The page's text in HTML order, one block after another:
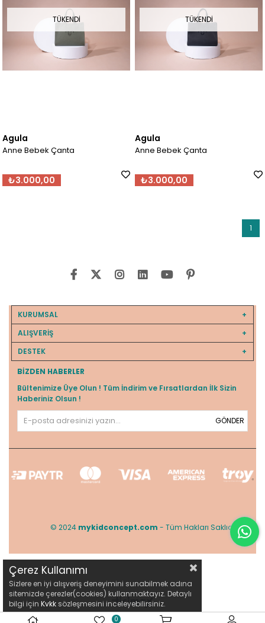
TÜKENDI
Agula
Anne Bebek Çanta
₺3.000,00
TÜKENDI
Agula
Anne Bebek Çanta
₺3.000,00
1
KURUMSAL
ALIŞVERİŞ
DESTEK
BIZDEN HABERLER
Bültenimize Üye Olun ! Tüm İndirim ve Fırsatlardan İlk Sizin
Haberiniz Olsun !
GÖNDER
© 2024 mykidconcept.com - Tüm Hakları Saklıdır.
Çerez Kullanımı
Sizlere en iyi alışveriş deneyimini sunabilmek adına
sitemizde çerezler(cookies) kullanmaktayız. Detaylı
bilgi için Kvkk sözleşmesini inceleyebilirsiniz.
0